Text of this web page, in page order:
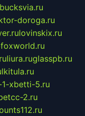
doroga.ru
lovinskix.ru
liura.ruglasspb.ru
xbetti-5.ru
2.ru